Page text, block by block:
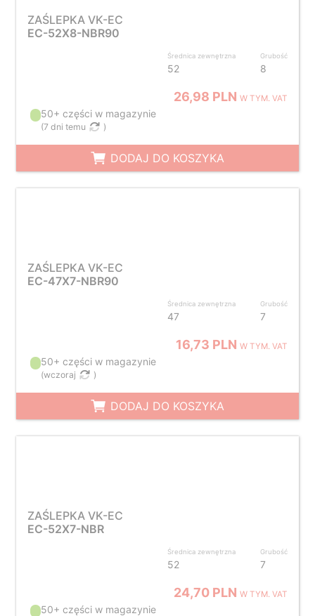
ZAŚLEPKA VK-EC
EC-52X8-NBR90
Średnica zewnętrzna
52
Grubość
8
26,98 PLNW TYM. VAT
50+ części w magazynie
(7 dni temu )
DODAJ DO KOSZYKA
ZAŚLEPKA VK-EC
EC-47X7-NBR90
Średnica zewnętrzna
47
Grubość
7
16,73 PLNW TYM. VAT
50+ części w magazynie
(wczoraj )
DODAJ DO KOSZYKA
ZAŚLEPKA VK-EC
EC-52X7-NBR
Średnica zewnętrzna
52
Grubość
7
24,70 PLNW TYM. VAT
50+ części w magazynie